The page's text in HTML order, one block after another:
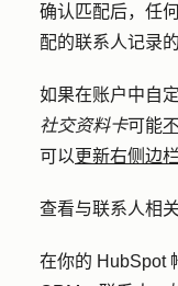
确认匹配后，任
配的联系人记录
如果在账户中自
社交资料卡可能
可以 更新右侧边
查看与联系人相
在你的 HubSpot